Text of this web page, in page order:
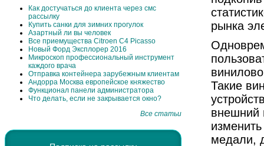
Как достучаться до клиента через смс
рассылку
Купить санки для зимних прогулок
Азартный ли вы человек
Все приемущества Сitroen C4 Picasso
Новый Форд Эксплорер 2016
Микроскоп профессиональный инструмент
каждого врача
Отправка контейнера зарубежным клиентам
Андорра Москва европейское княжество
Функционал панели администратора
Что делать, если не закрывается окно?
Все статьи
рынка
Такие
внешний
медали,